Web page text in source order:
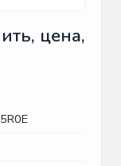
цена,